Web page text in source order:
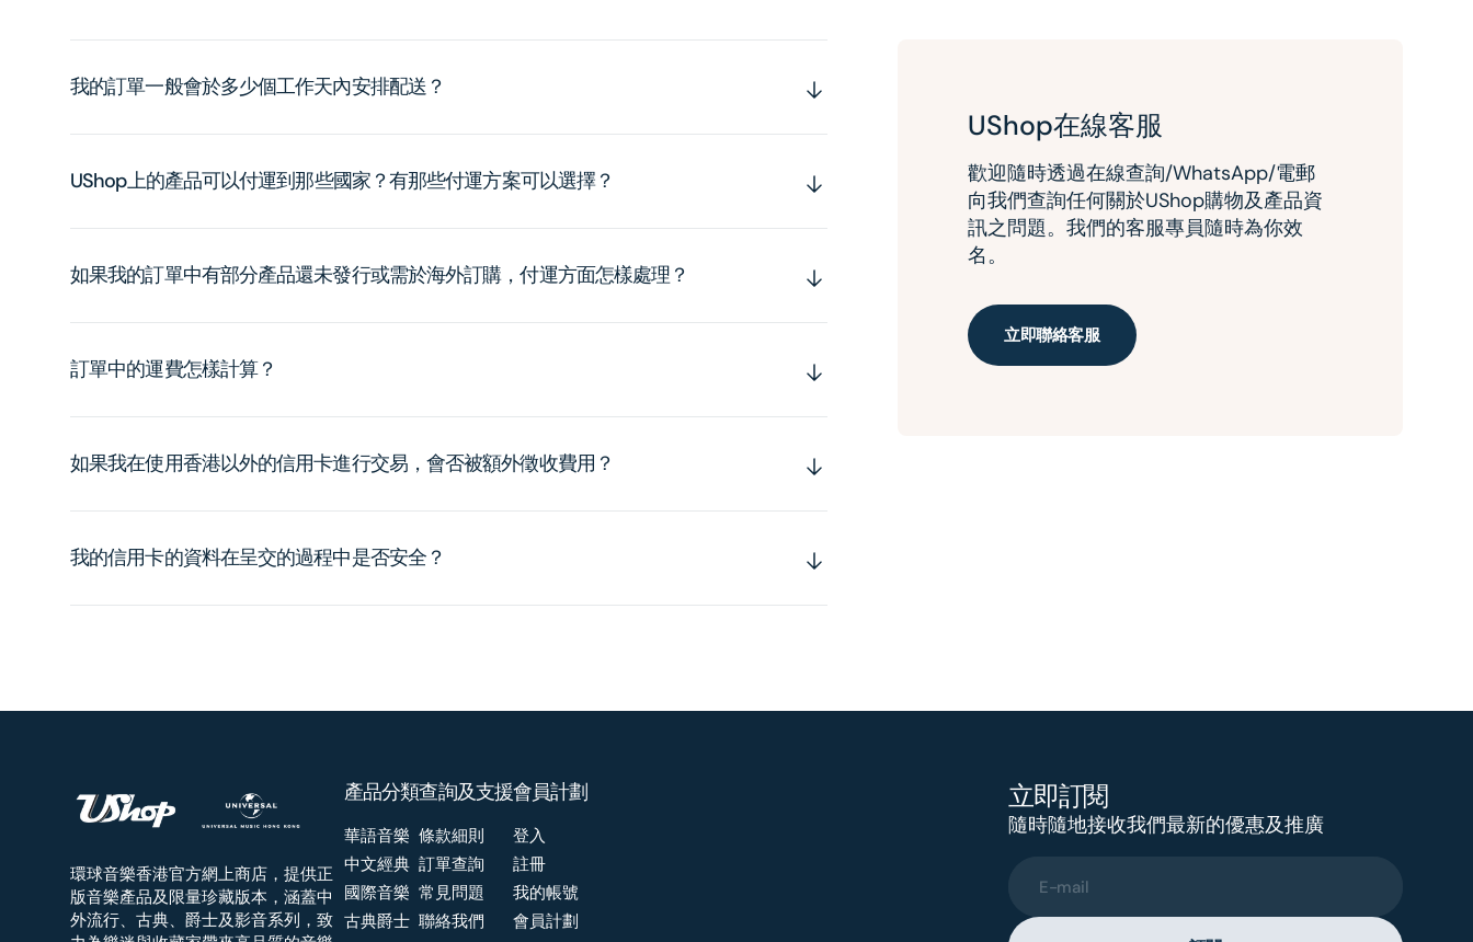
我的訂單一般會於多少個工作天內安排配送？
UShop上的產品可以付運到那些國家？有那些付運方案可以選擇？
如果我的訂單中有部分產品還未發行或需於海外訂購，付運方面怎樣處理？
訂單中的運費怎樣計算？
如果我在使用香港以外的信用卡進行交易，會否被額外徵收費用？
我的信用卡的資料在呈交的過程中是否安全？
UShop在線客服
歡迎隨時透過在線查詢/WhatsApp/電郵
向我們查詢任何關於UShop購物及產品資
訊之問題。我們的客服專員隨時為你效
名。
立即聯絡客服
環球音樂香港官方網上商店，提供正
版音樂產品及限量珍藏版本，涵蓋中
外流行、古典、爵士及影音系列，致
產品分類
華語音樂
中文經典
國際音樂
古典爵士
查詢及支援
條款細則
訂單查詢
常見問題
聯絡我們
會員計劃
登入
註冊
我的帳號
會員計劃
立即訂閱
隨時隨地接收我們最新的優惠及推廣
E-mail